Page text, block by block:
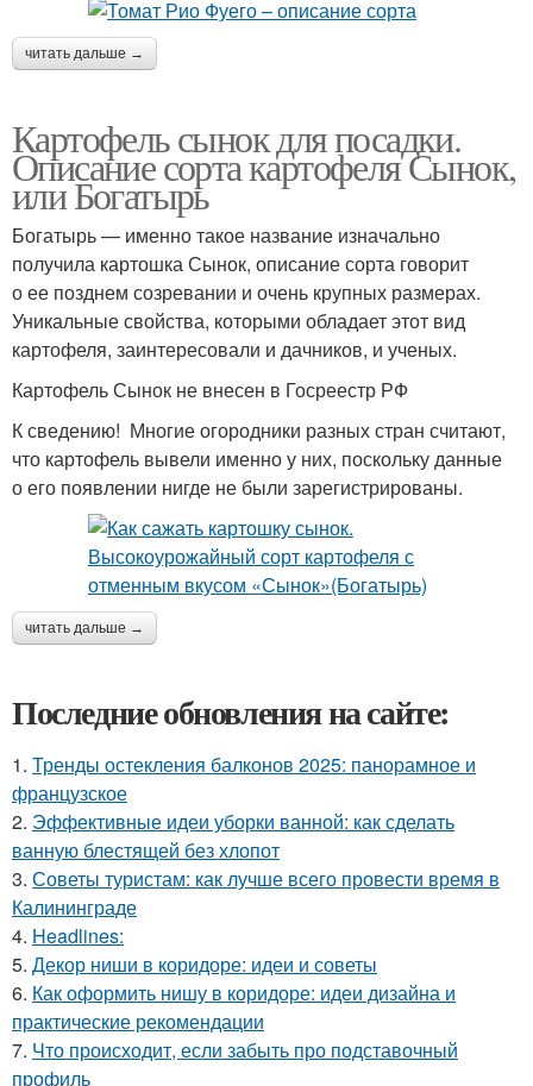
читать дальше →
Картофель сынок для посадки.
Описание сорта картофеля Сынок,
или Богатырь
Богатырь — именно такое название изначально
получила картошка Сынок, описание сорта говорит
о ее позднем созревании и очень крупных размерах.
Уникальные свойства, которыми обладает этот вид
картофеля, заинтересовали и дачников, и ученых.
Картофель Сынок не внесен в Госреестр РФ
К сведению! Многие огородники разных стран считают,
что картофель вывели именно у них, поскольку данные
о его появлении нигде не были зарегистрированы.
читать дальше →
Последние обновления на сайте:
1. Тренды остекления балконов 2025: панорамное и
французское
2. Эффективные идеи уборки ванной: как сделать
ванную блестящей без хлопот
3. Советы туристам: как лучше всего провести время в
Калининграде
4. Headlines:
5. Декор ниши в коридоре: идеи и советы
6. Как оформить нишу в коридоре: идеи дизайна и
практические рекомендации
7. Что происходит, если забыть про подставочный
профиль